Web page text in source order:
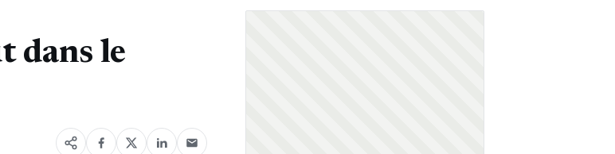
dans le